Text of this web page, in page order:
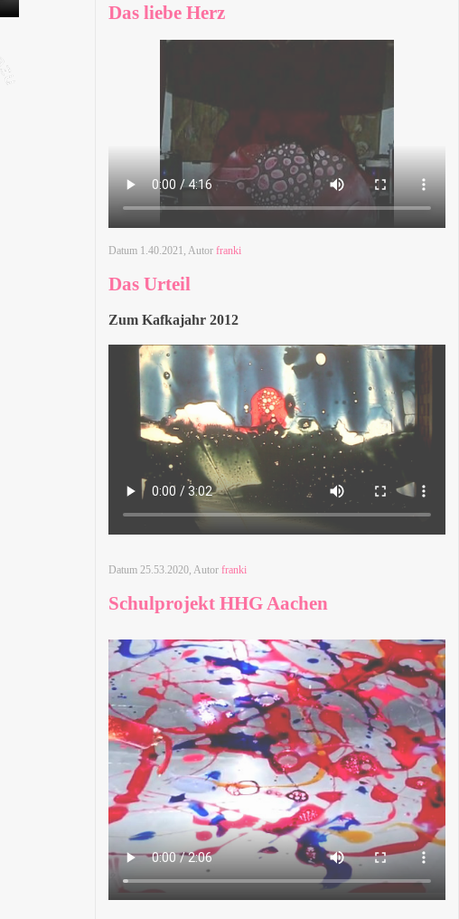
Das liebe Herz
Datum 1.40.2021 , Autor franki
Das Urteil
Zum Kafkajahr 2012
Datum 25.53.2020, Autor franki
Schulprojekt HHG Aachen